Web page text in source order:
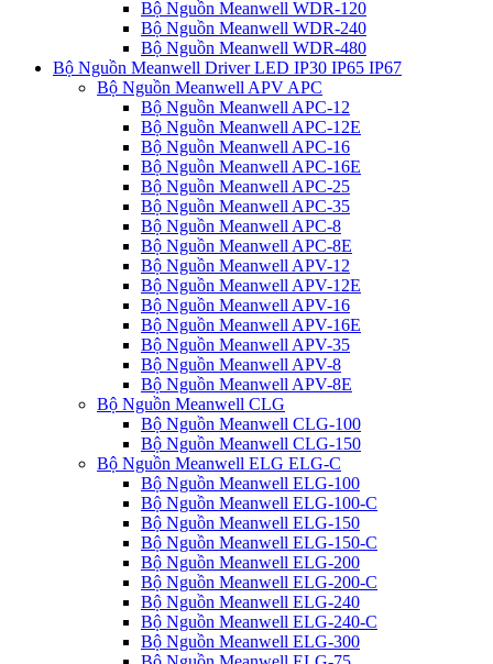
Bộ Nguồn Meanwell WDR-120
Bộ Nguồn Meanwell WDR-240
Bộ Nguồn Meanwell WDR-480
Bộ Nguồn Meanwell Driver LED IP30 IP65 IP67
Bộ Nguồn Meanwell APV APC
Bộ Nguồn Meanwell APC-12
Bộ Nguồn Meanwell APC-12E
Bộ Nguồn Meanwell APC-16
Bộ Nguồn Meanwell APC-16E
Bộ Nguồn Meanwell APC-25
Bộ Nguồn Meanwell APC-35
Bộ Nguồn Meanwell APC-8
Bộ Nguồn Meanwell APC-8E
Bộ Nguồn Meanwell APV-12
Bộ Nguồn Meanwell APV-12E
Bộ Nguồn Meanwell APV-16
Bộ Nguồn Meanwell APV-16E
Bộ Nguồn Meanwell APV-35
Bộ Nguồn Meanwell APV-8
Bộ Nguồn Meanwell APV-8E
Bộ Nguồn Meanwell CLG
Bộ Nguồn Meanwell CLG-100
Bộ Nguồn Meanwell CLG-150
Bộ Nguồn Meanwell ELG ELG-C
Bộ Nguồn Meanwell ELG-100
Bộ Nguồn Meanwell ELG-100-C
Bộ Nguồn Meanwell ELG-150
Bộ Nguồn Meanwell ELG-150-C
Bộ Nguồn Meanwell ELG-200
Bộ Nguồn Meanwell ELG-200-C
Bộ Nguồn Meanwell ELG-240
Bộ Nguồn Meanwell ELG-240-C
Bộ Nguồn Meanwell ELG-300